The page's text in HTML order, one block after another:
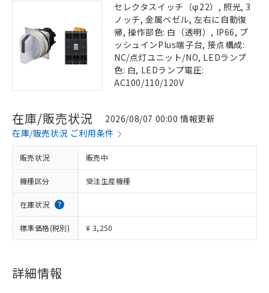
セレクタスイッチ（φ22）, 照光, 3
ノッチ, 金属ベゼル, 左右に自動復
帰, 操作部色: 白（透明）, IP66, プ
ッシュインPlus端子台, 接点構成:
NC/点灯ユニット/NO, LEDランプ
色: 白, LEDランプ電圧:
AC100/110/120V
在庫/販売状況
2026/08/07 00:00 情報更新
在庫/販売状況 ご利用条件
販売状況 販売中
機種区分 受注生産機種
在庫状況
標準価格(税別) ¥ 3,250
詳細情報